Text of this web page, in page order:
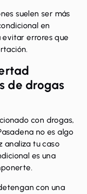
suelen ser más
en
errores que
de drogas
con drogas,
no es algo
analiza tu caso
es una
con una